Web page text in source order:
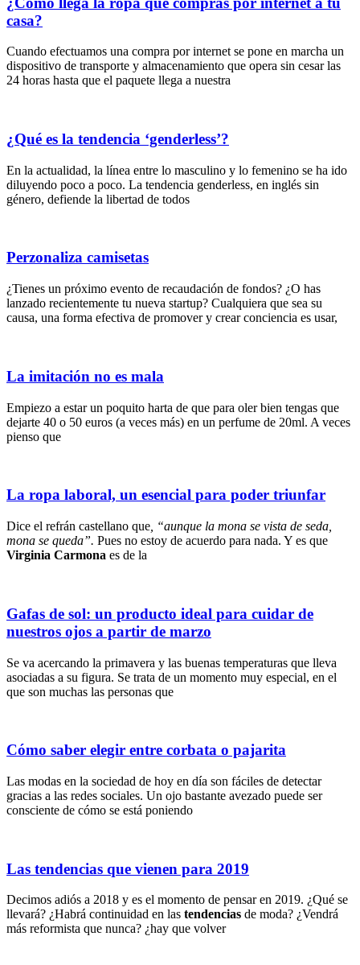
casa?
Cuando efectuamos una compra por internet se pone en marcha un
dispositivo de transporte y almacenamiento que opera sin cesar las
24 horas hasta que el paquete llega a nuestra
¿Qué es la tendencia ‘genderless’?
En la actualidad, la línea entre lo masculino y lo femenino se ha ido
diluyendo poco a poco. La tendencia genderless, en inglés sin
género, defiende la libertad de todos
Perzonaliza camisetas
¿Tienes un próximo evento de recaudación de fondos? ¿O has
lanzado recientemente tu nueva startup? Cualquiera que sea su
causa, una forma efectiva de promover y crear conciencia es usar,
La imitación no es mala
Empiezo a estar un poquito harta de que para oler bien tengas que
dejarte 40 o 50 euros (a veces más) en un perfume de 20ml. A veces
pienso que
La ropa laboral, un esencial para poder triunfar
Dice el refrán castellano que , “aunque la mona se vista de seda,
mona se queda”. Pues no estoy de acuerdo para nada. Y es que
Virginia Carmona es de la
Gafas de sol: un producto ideal para cuidar de
nuestros ojos a partir de marzo
Se va acercando la primavera y las buenas temperaturas que lleva
asociadas a su figura. Se trata de un momento muy especial, en el
que son muchas las personas que
Cómo saber elegir entre corbata o pajarita
Las modas en la sociedad de hoy en día son fáciles de detectar
gracias a las redes sociales. Un ojo bastante avezado puede ser
consciente de cómo se está poniendo
Las tendencias que vienen para 2019
Decimos adiós a 2018 y es el momento de pensar en 2019. ¿Qué se
llevará? ¿Habrá continuidad en las tendencias de moda? ¿Vendrá
más reformista que nunca? ¿hay que volver